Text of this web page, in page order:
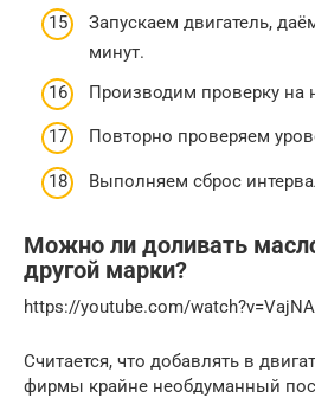
Запускаем двигатель,
минут.
Производим проверку на
Повторно проверяем
Выполняем сброс
Можно ли доливать
другой марки?
https://youtube.com/
Считается, что добавлять в
фирмы крайне необдуманный